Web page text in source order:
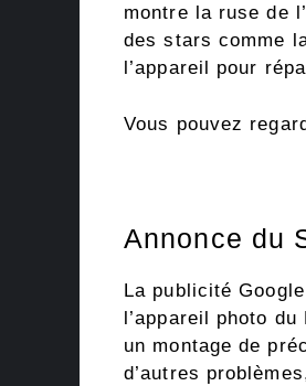
montre la ruse de
des stars comme
l’appareil pour
Vous pouvez
Annonce du
La publicité
l’appareil photo
un montage de
d’autres